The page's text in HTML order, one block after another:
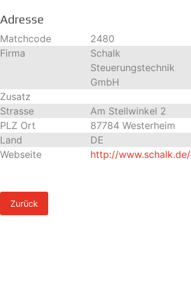
Adresse
Matchcode
2480
Firma
Schalk
Steuerungstechnik
GmbH
Zusatz
Strasse
Am Stellwinkel 2
PLZ Ort
87784 Westerheim
Land
DE
Webseite
http://www.schalk.de/
Zurück